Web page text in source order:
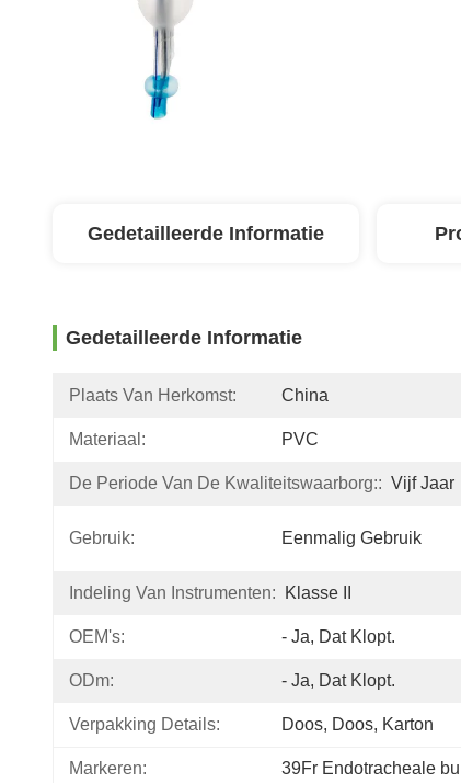
Gedetailleerde Informatie
Gedetailleerde Informatie
Plaats Van Herkomst: China
Materiaal: PVC
De Periode Van De Kwaliteitswaarborg:: Vijf Jaar
Gebruik: Eenmalig Gebruik
Indeling Van Instrumenten: Klasse II
OEM's: - Ja, Dat Klopt.
ODm: - Ja, Dat Klopt.
Verpakking Details: Doos, Doos, Karton
Markeren: 39Fr Endotracheale